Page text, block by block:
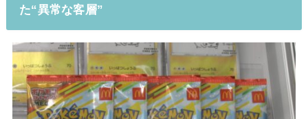
た“異常な客層”